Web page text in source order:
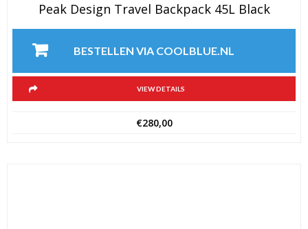
Peak Design Travel Backpack 45L Black
BESTELLEN VIA COOLBLUE.NL
VIEW DETAILS
€280,00